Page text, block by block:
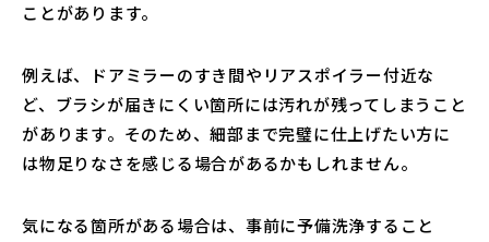
ことがあります。
例えば、ドアミラーのすき間やリアスポイラー付近な
ど、ブラシが届きにくい箇所には汚れが残ってしまうこと
があります。そのため、細部まで完璧に仕上げたい方に
は物足りなさを感じる場合があるかもしれません。
気になる箇所がある場合は、事前に予備洗浄すること